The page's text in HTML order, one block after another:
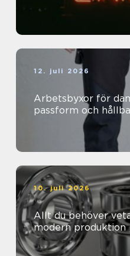
12. juli 2026
Arbetsbyxor för
passform och
10. juli 2026
Allt du behöver
modern produktion